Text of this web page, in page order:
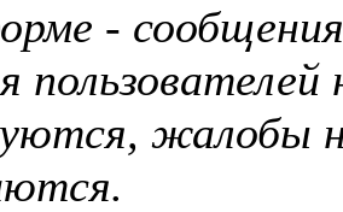
-
пользователей
жалобы